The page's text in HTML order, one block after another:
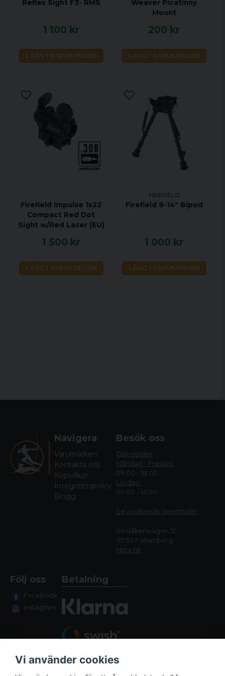
Reflex Sight F3- RMS
1 100 kr
LÄGG I VARUKORGEN
Weaver Picatinny
Mount
200 kr
LÄGG I VARUKORGEN
Firefield Impulse 1x22
Compact Red Dot
Sight w/Red Laser (EU)
1 500 kr
LÄGG I VARUKORGEN
FIREFIELD
Firefield 9-14" Bipod
1 000 kr
LÄGG I VARUKORGEN
Avstånd mellan pupiller
54-72 mm
Dimsäker
IP-klassning (vattentät)
IPX4 (väderbeständig)
Ögonmusslasystem
vrid upp
Mått
152 mm/154 mm/51
20.5 oz
Navigera
Varumärken
Kontakta oss
Köpvillkor
Integritetspolicy
Blogg
Besök oss
Öppettider
Måndag - Fredag:
09.00 - 18.00
Lördag:
09.00 - 14.00
Se avvikande öppettider
Vindåkersvägen 12,
311 50 Falkenberg
Hitta hit
Följ oss
Facebook
Instagram
Betalning
Vi använder cookies